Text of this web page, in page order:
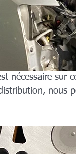
nécessaire sur
nous